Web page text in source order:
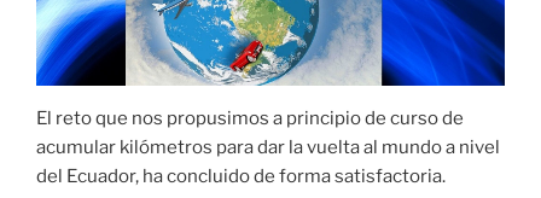
El reto que nos propusimos a principio de curso de
acumular kilómetros para dar la vuelta al mundo a nivel
del Ecuador, ha concluido de forma satisfactoria.